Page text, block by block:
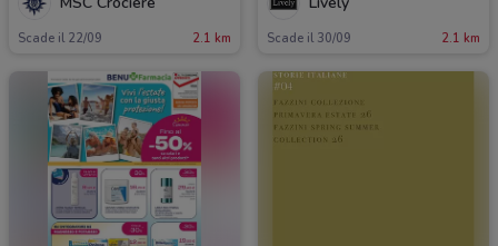
Scade il 22/09 2.1 km Scade il 30/09 2.1 km